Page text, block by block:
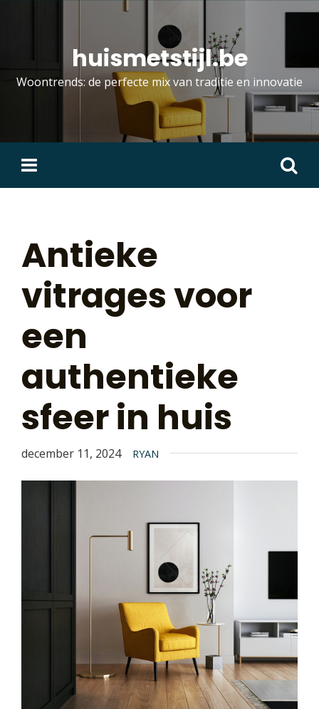
huismetstijl.be
Woontrends: de perfecte mix van traditie en innovatie
Zoeken
naar:
Antieke
vitrages voor
een
authentieke
sfeer in huis
december 11, 2024 RYAN